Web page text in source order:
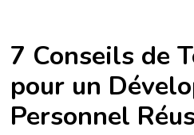
7 Conseils de
pour un
Personnel